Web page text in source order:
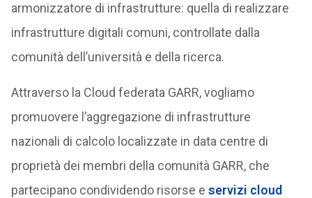
armonizzatore di infrastrutture: quella di realizzare
infrastrutture digitali comuni, controllate dalla
comunità dell’università e della ricerca.
Attraverso la Cloud federata GARR, vogliamo
promuovere l’aggregazione di infrastrutture
nazionali di calcolo localizzate in data centre di
proprietà dei membri della comunità GARR, che
partecipano condividendo risorse e servizi cloud